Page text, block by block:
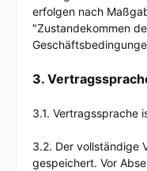
erfolgen nach
"Zustandekommen
3.
3.1. Vertragssprache
3.2. Der vollständige
gespeichert. Vor